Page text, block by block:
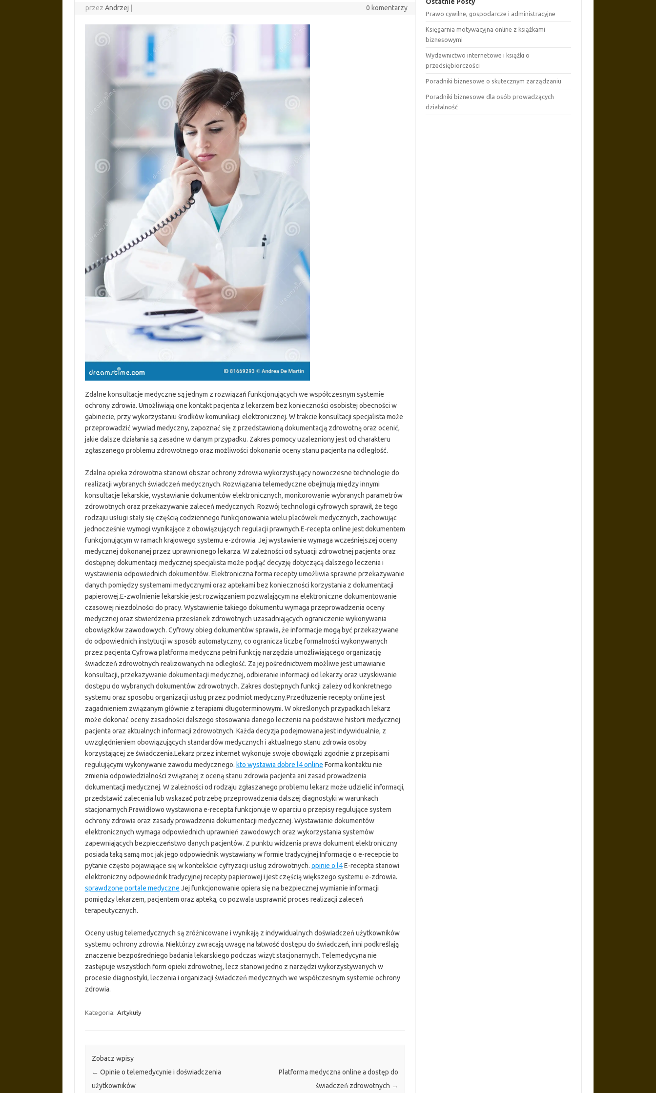
przezAndrzej 0 komentarzy
Zdalne konsultacje medyczne są jednym z rozwiązań funkcjonujących we współczesnym systemie
ochrony zdrowia. Umożliwiają one kontakt pacjenta z lekarzem bez konieczności osobistej obecności w
gabinecie, przy wykorzystaniu środków komunikacji elektronicznej. W trakcie konsultacji specjalista może
przeprowadzić wywiad medyczny, zapoznać się z przedstawioną dokumentacją zdrowotną oraz ocenić,
jakie dalsze działania są zasadne w danym przypadku. Zakres pomocy uzależniony jest od charakteru
zgłaszanego problemu zdrowotnego oraz możliwości dokonania oceny stanu pacjenta na odległość.
Zdalna opieka zdrowotna stanowi obszar ochrony zdrowia wykorzystujący nowoczesne technologie do
realizacji wybranych świadczeń medycznych. Rozwiązania telemedyczne obejmują między innymi
konsultacje lekarskie, wystawianie dokumentów elektronicznych, monitorowanie wybranych parametrów
zdrowotnych oraz przekazywanie zaleceń medycznych. Rozwój technologii cyfrowych sprawił, że tego
rodzaju usługi stały się częścią codziennego funkcjonowania wielu placówek medycznych, zachowując
jednocześnie wymogi wynikające z obowiązujących regulacji prawnych.E-recepta online jest dokumentem
funkcjonującym w ramach krajowego systemu e-zdrowia. Jej wystawienie wymaga wcześniejszej oceny
medycznej dokonanej przez uprawnionego lekarza. W zależności od sytuacji zdrowotnej pacjenta oraz
dostępnej dokumentacji medycznej specjalista może podjąć decyzję dotyczącą dalszego leczenia i
wystawienia odpowiednich dokumentów. Elektroniczna forma recepty umożliwia sprawne przekazywanie
danych pomiędzy systemami medycznymi oraz aptekami bez konieczności korzystania z dokumentacji
papierowej.E-zwolnienie lekarskie jest rozwiązaniem pozwalającym na elektroniczne dokumentowanie
czasowej niezdolności do pracy. Wystawienie takiego dokumentu wymaga przeprowadzenia oceny
medycznej oraz stwierdzenia przesłanek zdrowotnych uzasadniających ograniczenie wykonywania
obowiązków zawodowych. Cyfrowy obieg dokumentów sprawia, że informacje mogą być przekazywane
do odpowiednich instytucji w sposób automatyczny, co ogranicza liczbę formalności wykonywanych
przez pacjenta.Cyfrowa platforma medyczna pełni funkcję narzędzia umożliwiającego organizację
świadczeń zdrowotnych realizowanych na odległość. Za jej pośrednictwem możliwe jest umawianie
konsultacji, przekazywanie dokumentacji medycznej, odbieranie informacji od lekarzy oraz uzyskiwanie
dostępu do wybranych dokumentów zdrowotnych. Zakres dostępnych funkcji zależy od konkretnego
systemu oraz sposobu organizacji usług przez podmiot medyczny.Przedłużenie recepty online jest
zagadnieniem związanym głównie z terapiami długoterminowymi. W określonych przypadkach lekarz
może dokonać oceny zasadności dalszego stosowania danego leczenia na podstawie historii medycznej
pacjenta oraz aktualnych informacji zdrowotnych. Każda decyzja podejmowana jest indywidualnie, z
uwzględnieniem obowiązujących standardów medycznych i aktualnego stanu zdrowia osoby
korzystającej ze świadczenia.Lekarz przez internet wykonuje swoje obowiązki zgodnie z przepisami
regulującymi wykonywanie zawodu medycznego. kto wystawia dobre l4 online Forma kontaktu nie
zmienia odpowiedzialności związanej z oceną stanu zdrowia pacjenta ani zasad prowadzenia
dokumentacji medycznej. W zależności od rodzaju zgłaszanego problemu lekarz może udzielić informacji,
przedstawić zalecenia lub wskazać potrzebę przeprowadzenia dalszej diagnostyki w warunkach
stacjonarnych.Prawidłowo wystawiona e-recepta funkcjonuje w oparciu o przepisy regulujące system
ochrony zdrowia oraz zasady prowadzenia dokumentacji medycznej. Wystawianie dokumentów
elektronicznych wymaga odpowiednich uprawnień zawodowych oraz wykorzystania systemów
zapewniających bezpieczeństwo danych pacjentów. Z punktu widzenia prawa dokument elektroniczny
posiada taką samą moc jak jego odpowiednik wystawiany w formie tradycyjnej.Informacje o e-recepcie to
pytanie często pojawiające się w kontekście cyfryzacji usług zdrowotnych. opinie o l4E-recepta stanowi
elektroniczny odpowiednik tradycyjnej recepty papierowej i jest częścią większego systemu e-zdrowia.
sprawdzone portale medyczne Jej funkcjonowanie opiera się na bezpiecznej wymianie informacji
pomiędzy lekarzem, pacjentem oraz apteką, co pozwala usprawnić proces realizacji zaleceń
terapeutycznych.
Oceny usług telemedycznych są zróżnicowane i wynikają z indywidualnych doświadczeń użytkowników
systemu ochrony zdrowia. Niektórzy zwracają uwagę na łatwość dostępu do świadczeń, inni podkreślają
znaczenie bezpośredniego badania lekarskiego podczas wizyt stacjonarnych. Telemedycyna nie
zastępuje wszystkich form opieki zdrowotnej, lecz stanowi jedno z narzędzi wykorzystywanych w
procesie diagnostyki, leczenia i organizacji świadczeń medycznych we współczesnym systemie ochrony
zdrowia.
Kategoria: Artykuły
Zobacz wpisy
← Opinie o telemedycynie i doświadczenia
użytkowników
Platforma medyczna online a dostęp do
świadczeń zdrowotnych →
Prawo cywilne, gospodarcze i administracyjne
Księgarnia motywacyjna online z książkami
biznesowymi
Wydawnictwo internetowe i książki o
przedsiębiorczości
Poradniki biznesowe o skutecznym zarządzaniu
Poradniki biznesowe dla osób prowadzących
działalność